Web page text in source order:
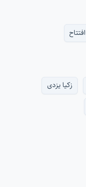
زکیا یزدی